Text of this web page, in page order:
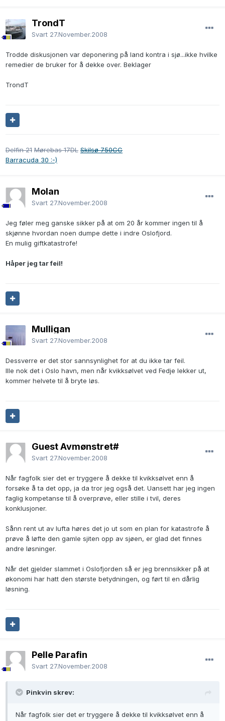
TrondT
Svart 27.November.2008
Trodde diskusjonen var deponering på land kontra i sjø...ikke hvilke
remedier de bruker for å dekke over. Beklager
TrondT
Delfin 21 Mørebas 17DL Skilsø 750CC
Barracuda 30 :-)
Molan
Svart 27.November.2008
Jeg føler meg ganske sikker på at om 20 år kommer ingen til å
skjønne hvordan noen dumpe dette i indre Oslofjord.
En mulig giftkatastrofe!
Håper jeg tar feil!
Mulligan
Svart 27.November.2008
Dessverre er det stor sannsynlighet for at du ikke tar feil.
Ille nok det i Oslo havn, men når kvikksølvet ved Fedje lekker ut,
kommer helvete til å bryte løs.
Guest Avmønstret#
Svart 27.November.2008
Når fagfolk sier det er tryggere å dekke til kvikksølvet enn å
forsøke å ta det opp, ja da tror jeg også det. Uansett har jeg ingen
faglig kompetanse til å overprøve, eller stille i tvil, deres
konklusjoner.
Sånn rent ut av lufta høres det jo ut som en plan for katastrofe å
prøve å løfte den gamle sjiten opp av sjøen, er glad det finnes
andre løsninger.
Når det gjelder slammet i Oslofjorden så er jeg brennsikker på at
økonomi har hatt den største betydningen, og ført til en dårlig
løsning.
Pelle Parafin
Svart 27.November.2008
Pinkvin skrev:
Når fagfolk sier det er tryggere å dekke til kvikksølvet enn å